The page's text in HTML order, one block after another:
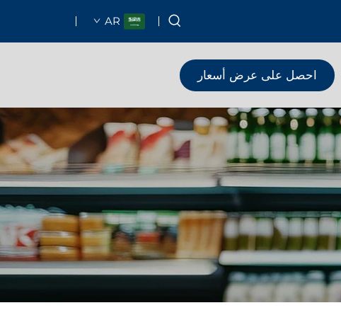
AR
احصل على عرض أسعار